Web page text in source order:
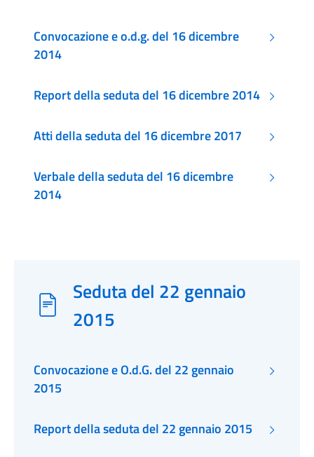
Convocazione e o.d.g. del 16 dicembre
2014
Report della seduta del 16 dicembre 2014
Atti della seduta del 16 dicembre 2017
Verbale della seduta del 16 dicembre
2014
Seduta del 22 gennaio
2015
Convocazione e O.d.G. del 22 gennaio
2015
Report della seduta del 22 gennaio 2015